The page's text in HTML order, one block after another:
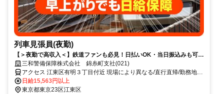
列車見張員(夜勤)
【＞夜勤で高収入＜】鉄道ファンも必見！日払いOK・当日振込みも可能
♪
三和警備保障株式会社 錦糸町支社(021)
アクセス 江東区有明３丁目付近 現場により異なる/直行直帰/勤務地相
談可 ■電話面接■来社不要■即日勤務
日給15,563円以上
東京都東京23区江東区